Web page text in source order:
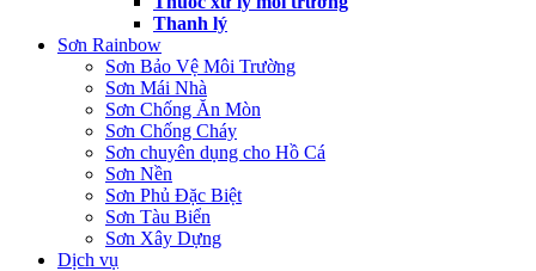
Thanh lý
Sơn Rainbow
Sơn Bảo Vệ Môi Trường
Sơn Mái Nhà
Sơn Chống Ăn Mòn
Sơn Chống Cháy
Sơn chuyên dụng cho Hồ Cá
Sơn Nền
Sơn Phủ Đặc Biệt
Sơn Tàu Biển
Sơn Xây Dựng
Dịch vụ